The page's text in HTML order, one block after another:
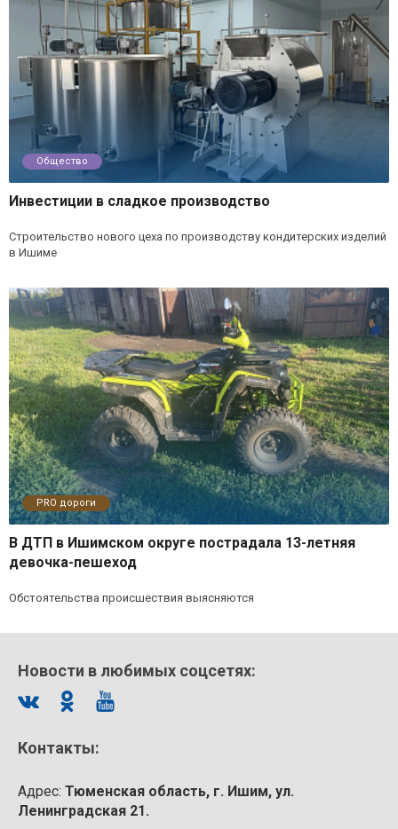
Общество
Инвестиции в сладкое производство
Строительство нового цеха по производству кондитерских изделий
в Ишиме
PRO дороги
В ДТП в Ишимском округе пострадала 13-летняя
девочка-пешеход
Обстоятельства происшествия выясняются
Новости в любимых соцсетях:
Контакты:
Адрес: Тюменская область, г. Ишим, ул.
Ленинградская 21.